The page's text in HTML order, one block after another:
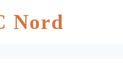
Nord